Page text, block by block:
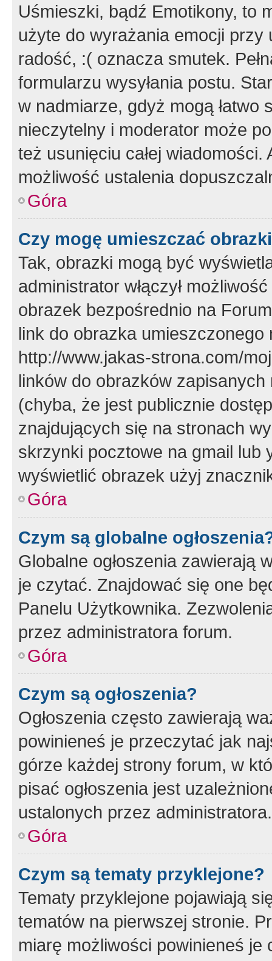
Uśmieszki, bądź Emotikony, to
użyte do wyrażania emocji
radość, :( oznacza smutek.
formularzu wysyłania postu.
w nadmiarze, gdyż mogą
nieczytelny i moderator może
też usunięciu całej
możliwość ustalenia
Góra
Czy mogę umieszczać
Tak, obrazki mogą być
administrator włączył
obrazek bezpośrednio na
link do obrazka
http://www.jakas-strona.com/
linków do obrazków
(chyba, że jest publicznie
znajdujących się na stronach
skrzynki pocztowe na gmail lub
wyświetlić obrazek użyj
Góra
Czym są globalne
Globalne ogłoszenia zawierają
je czytać. Znajdować się one
Panelu Użytkownika.
przez administratora forum.
Góra
Czym są ogłoszenia?
Ogłoszenia często zawierają
powinieneś je przeczytać jak
górze każdej strony forum, w
pisać ogłoszenia jest
ustalonych przez administratora.
Góra
Czym są tematy przyklejone?
Tematy przyklejone pojawiają
tematów na pierwszej stronie.
miarę możliwości powinieneś je